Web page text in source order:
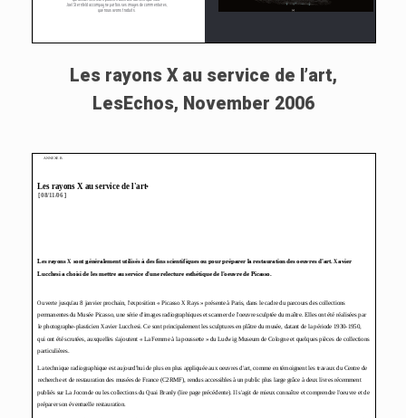
Les rayons X au service de l’art,
LesEchos, November 2006